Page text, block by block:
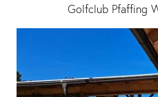
Golfclub Pfaffing